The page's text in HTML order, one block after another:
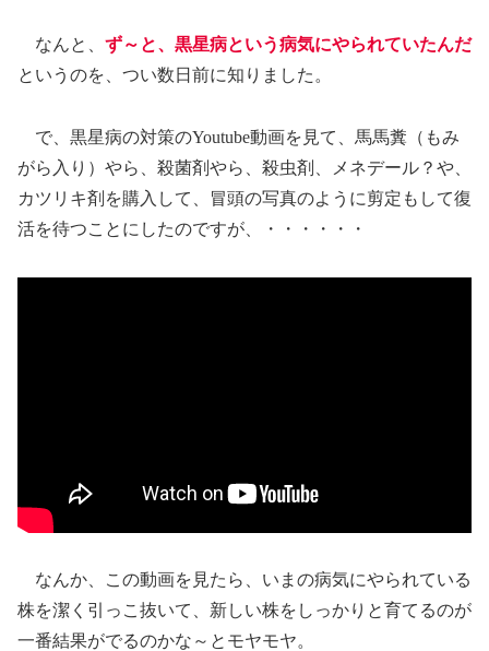
なんと、 ず～と、黒星病という病気にやられていたんだ
というのを、つい数日前に知りました。
で、黒星病の対策のYoutube動画を見て、馬馬糞（もみ
がら入り）やら、殺菌剤やら、殺虫剤、メネデール？や、
カツリキ剤を購入して、冒頭の写真のように剪定もして復
活を待つことにしたのですが、・・・・・・
なんか、この動画を見たら、いまの病気にやられている
株を潔く引っこ抜いて、新しい株をしっかりと育てるのが
一番結果がでるのかな～とモヤモヤ。